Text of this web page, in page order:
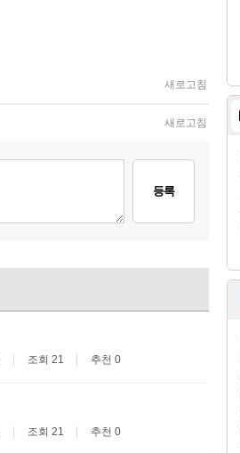
새로고침
새로고침
등록
조회 21 추천 0
조회 21 추천 0